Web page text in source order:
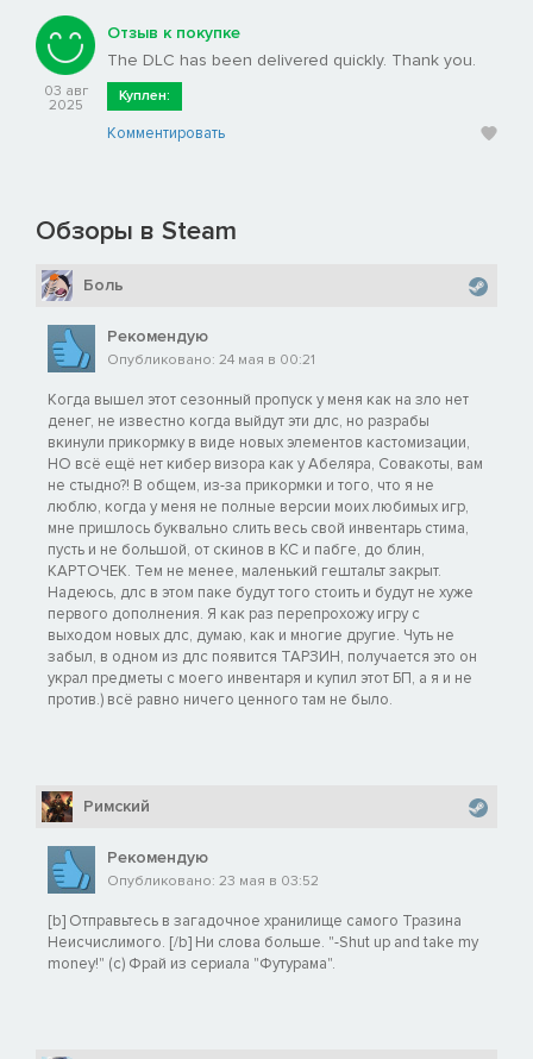
03 авг
2025
Отзыв к покупке
The DLC has been delivered quickly. Thank you.
Куплен:
Комментировать
Обзоры в Steam
Боль
Рекомендую
Опубликовано: 24 мая в 00:21
Когда вышел этот сезонный пропуск у меня как на зло нет
денег, не известно когда выйдут эти длс, но разрабы
вкинули прикормку в виде новых элементов кастомизации,
НО всё ещё нет кибер визора как у Абеляра, Совакоты, вам
не стыдно?! В общем, из-за прикормки и того, что я не
люблю, когда у меня не полные версии моих любимых игр,
мне пришлось буквально слить весь свой инвентарь стима,
пусть и не большой, от скинов в КС и пабге, до блин,
КАРТОЧЕК. Тем не менее, маленький гештальт закрыт.
Надеюсь, длс в этом паке будут того стоить и будут не хуже
первого дополнения. Я как раз перепрохожу игру с
выходом новых длс, думаю, как и многие другие. Чуть не
забыл, в одном из длс появится ТАРЗИН, получается это он
украл предметы с моего инвентаря и купил этот БП, а я и не
против.) всё равно ничего ценного там не было.
Римский
Рекомендую
Опубликовано: 23 мая в 03:52
[b] Отправьтесь в загадочное хранилище самого Тразина
Неисчислимого. [/b] Ни слова больше. "-Shut up and take my
money!" (c) Фрай из сериала "Футурама".